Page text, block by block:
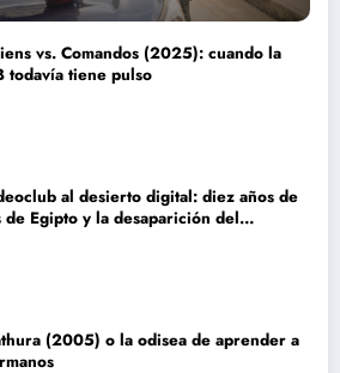
vs. Comandos (2025): cuando la
todavía tiene pulso
al desierto digital: diez años de
de Egipto y la desaparición del
(2005) o la odisea de aprender a